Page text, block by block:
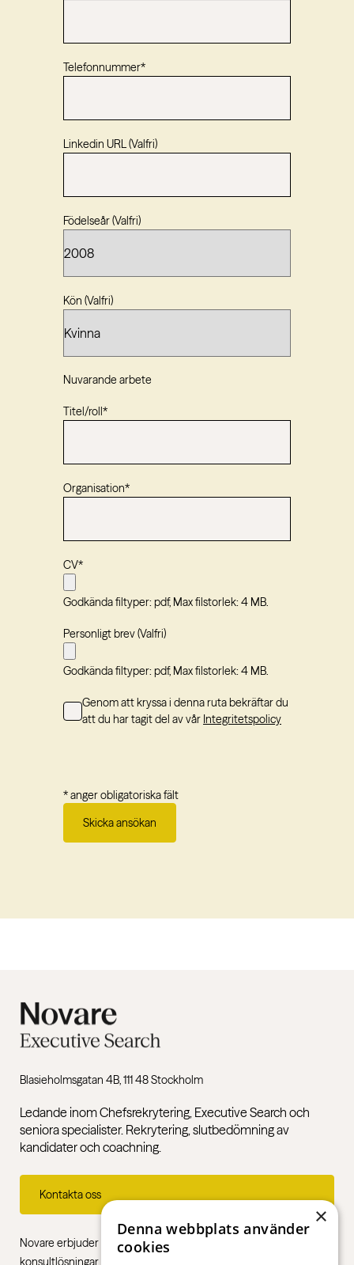
Telefonnummer*
Linkedin URL (Valfri)
Födelseår (Valfri)
Kön (Valfri)
Nuvarande arbete
Titel/roll*
Organisation*
CV*
Godkända filtyper: pdf, Max filstorlek: 4 MB.
Personligt brev (Valfri)
Godkända filtyper: pdf, Max filstorlek: 4 MB.
ConsentGenom att kryssa i denna ruta bekräftar du
att du har tagit del av vår Integritetspolicy
* anger obligatoriska fält
Skicka ansökan
Blasieholmsgatan 4B, 111 48 Stockholm
Ledande inom Chefsrekrytering, Executive Search och
seniora specialister. Rekrytering, slutbedömning av
kandidater och coachning.
Kontakta oss
Novare erbjuder specialistkompetens inom rekrytering,
konsultlösningar och ledarskapsutbildningar, gentemot alla
×
Denna webbplats använder
cookies